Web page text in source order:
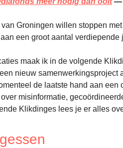
Groningen willen stoppen
een groot aantal verdiepende
maak ik in de volgende
nieuw samenwerkingsproject
de laatste hand aan een
misinformatie,
Klikdinges lees je er alles